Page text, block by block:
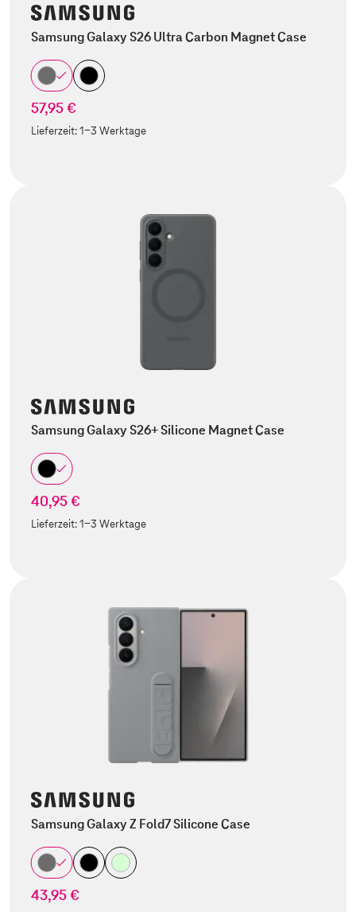
Samsung Galaxy S26 Ultra Carbon Magnet Case
57,95 €
Lieferzeit:1-3 Werktage
Samsung Galaxy S26+ Silicone Magnet Case
40,95 €
Lieferzeit:1-3 Werktage
Samsung Galaxy Z Fold7 Silicone Case
43,95 €